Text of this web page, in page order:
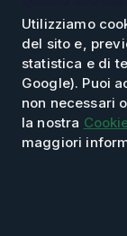
L’azienda
Supporto
Utilizziamo
del sito e,
statistica e di
Google). Puoi
non necessari
la nostra
maggiori